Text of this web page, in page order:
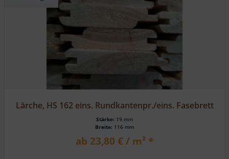
Lärche, HS 162 eins. Rundkantenpr./eins. Fasebrett
Stärke: 19 mm
Breite: 116 mm
ab 23,80 € / m² *